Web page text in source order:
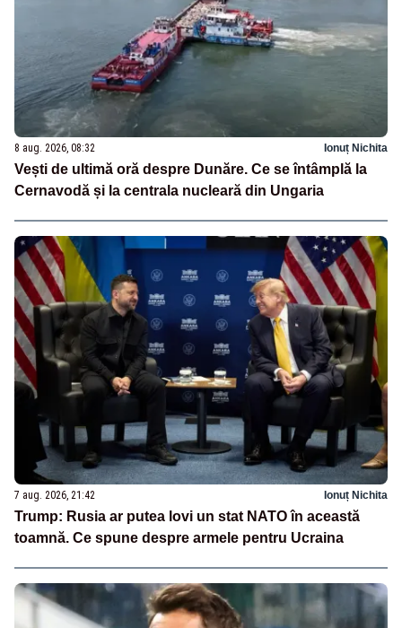
8 aug. 2026, 08:32 Ionuț Nichita
Vești de ultimă oră despre Dunăre. Ce se întâmplă la
Cernavodă și la centrala nucleară din Ungaria
7 aug. 2026, 21:42 Ionuț Nichita
Trump: Rusia ar putea lovi un stat NATO în această
toamnă. Ce spune despre armele pentru Ucraina